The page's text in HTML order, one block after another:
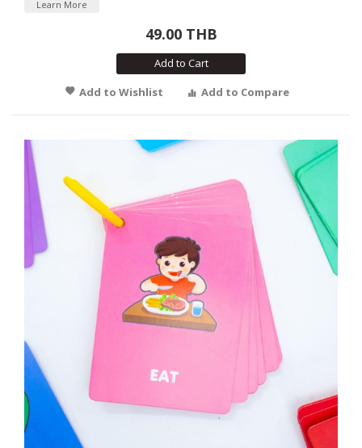
Learn More
49.00 THB
Add to Cart
Add to Wishlist
Add to Compare